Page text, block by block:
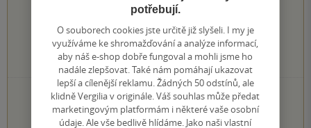
3×
5 hvězdiček
1×
0×
3 hvězdičky
0×
2 hvězdičky
0×
1 hvezdička
PŘIDEJTE SVÉ HODNOCENÍ KNIHY
Hodnocení našich knihkupců: 0.0 z 5
potřebují.
O souborech cookies jste určitě již slyšeli. I my je
využíváme ke shromažďování a analýze informací,
aby náš e-shop dobře fungoval a mohli jsme ho
nadále zlepšovat. Také nám pomáhají ukazovat
lepší a cílenější reklamu. Žádných 50 odstínů, ale
klidně Vergilia v originále. Váš souhlas může předat
marketingovým platformám i některé vaše osobní
údaje. Ale vše bedlivě hlídáme. Jako naši vlastní